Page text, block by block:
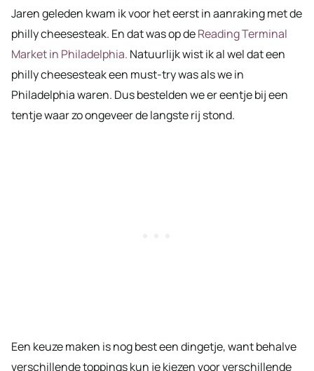
Jaren geleden kwam ik voor het eerst in aanraking met de
philly cheesesteak. En dat was op deReading Terminal
Market in Philadelphia. Natuurlijk wist ik al wel dat een
philly cheesesteak een must-try was als we in
Philadelphia waren. Dus bestelden we er eentje bij een
tentje waar zo ongeveer de langste rij stond.
Een keuze maken is nog best een dingetje, want behalve
verschillende toppings kun je kiezen voor verschillende